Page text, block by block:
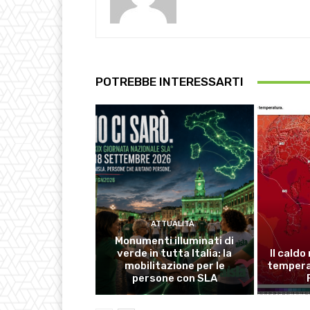
POTREBBE INTERESSARTI
ATTUALITÀ
Monumenti illuminati di
verde in tutta Italia: la
mobilitazione per le
persone con SLA
Il caldo